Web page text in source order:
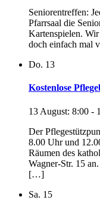
Seniorentreffen:
Pfarrsaal die
Kartenspielen.
doch einfach
Do. 13
Kostenlose
13 August: 8:00 -
Der
8.00 Uhr und
Räumen des
Wagner-Str. 15
[…]
Sa. 15